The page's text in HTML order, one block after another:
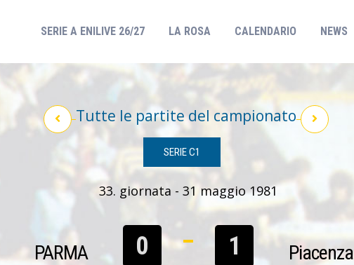
SERIE A ENILIVE 26/27(CURRENT)
LA ROSA CALENDARIO NEWS
Tutte le partite del campionato
SERIE C1
33. giornata - 31 maggio 1981
PARMA 0 1 Piacenza